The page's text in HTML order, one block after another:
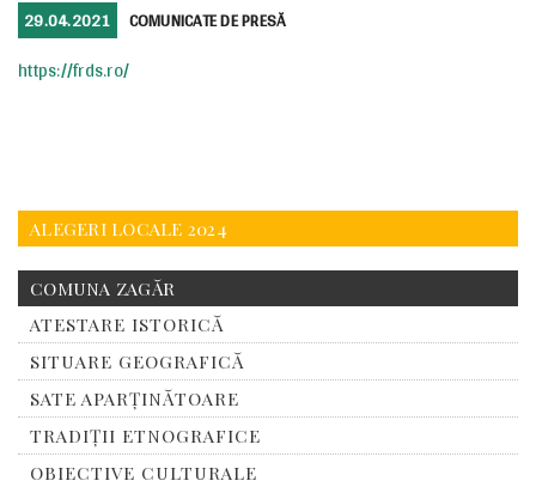
POSTED
ON
29.04.2021 CATEGORIES
COMUNICATE DE PRESĂ
https://frds.ro/
ALEGERI LOCALE 2024
COMUNA ZAGĂR
ATESTARE ISTORICĂ
SITUARE GEOGRAFICĂ
SATE APARȚINĂTOARE
TRADIȚII ETNOGRAFICE
OBIECTIVE CULTURALE